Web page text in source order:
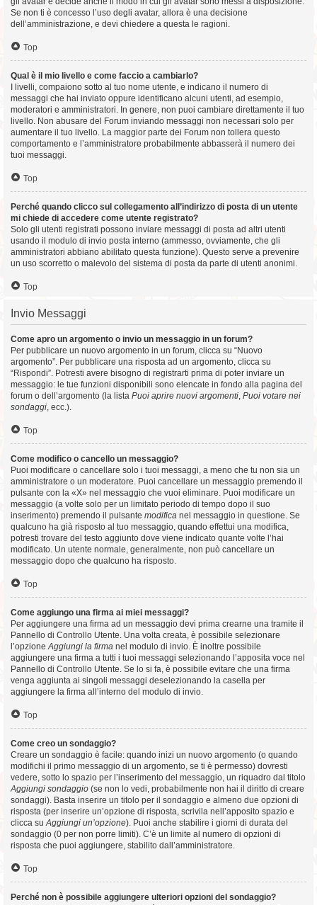
Se non ti è concesso l’uso degli avatar, allora è una decisione
dell’amministrazione, e devi chiedere a questa le ragioni.
Top
Qual è il mio livello e come faccio a cambiarlo?
I livelli, compaiono sotto al tuo nome utente, e indicano il numero di
messaggi che hai inviato oppure identificano alcuni utenti, ad esempio,
moderatori e amministratori. In genere, non puoi cambiare direttamente il tuo
livello. Non abusare del Forum inviando messaggi non necessari solo per
aumentare il tuo livello. La maggior parte dei Forum non tollera questo
comportamento e l’amministratore probabilmente abbasserà il numero dei
tuoi messaggi.
Top
Perché quando clicco sul collegamento all’indirizzo di posta di un utente
mi chiede di accedere come utente registrato?
Solo gli utenti registrati possono inviare messaggi di posta ad altri utenti
usando il modulo di invio posta interno (ammesso, ovviamente, che gli
amministratori abbiano abilitato questa funzione). Questo serve a prevenire
un uso scorretto o malevolo del sistema di posta da parte di utenti anonimi.
Top
Invio Messaggi
Come apro un argomento o invio un messaggio in un forum?
Per pubblicare un nuovo argomento in un forum, clicca su “Nuovo
argomento”. Per pubblicare una risposta ad un argomento, clicca su
“Rispondi”. Potresti avere bisogno di registrarti prima di poter inviare un
messaggio: le tue funzioni disponibili sono elencate in fondo alla pagina del
forum o dell’argomento (la lista Puoi aprire nuovi argomenti Puoi votare nei
sondaggi , ecc.).
Top
Come modifico o cancello un messaggio?
Puoi modificare o cancellare solo i tuoi messaggi, a meno che tu non sia un
amministratore o un moderatore. Puoi cancellare un messaggio premendo il
pulsante con la «X» nel messaggio che vuoi eliminare. Puoi modificare un
messaggio (a volte solo per un limitato periodo di tempo dopo il suo
inserimento) premendo il pulsante modifica nel messaggio in questione. Se
qualcuno ha già risposto al tuo messaggio, quando effettui una modifica,
potresti trovare del testo aggiunto dove viene indicato quante volte l’hai
modificato. Un utente normale, generalmente, non può cancellare un
messaggio dopo che qualcuno ha risposto.
Top
Come aggiungo una firma ai miei messaggi?
Per aggiungere una firma ad un messaggio devi prima crearne una tramite il
Pannello di Controllo Utente. Una volta creata, è possibile selezionare
l’opzione Aggiungi la firma nel modulo di invio. È inoltre possibile
aggiungere una firma a tutti i tuoi messaggi selezionando l’apposita voce nel
Pannello di Controllo Utente. Se lo si fa, è possibile evitare che una firma
venga aggiunta ai singoli messaggi deselezionando la casella per
aggiungere la firma all’interno del modulo di invio.
Top
Come creo un sondaggio?
Creare un sondaggio è facile: quando inizi un nuovo argomento (o quando
modifichi il primo messaggio di un argomento, se ti è permesso) dovresti
vedere, sotto lo spazio per l’inserimento del messaggio, un riquadro dal titolo
Aggiungi sondaggio (se non lo vedi, probabilmente non hai il diritto di creare
sondaggi). Basta inserire un titolo per il sondaggio e almeno due opzioni di
risposta (per inserire un’opzione di risposta, scrivila nell’apposito spazio e
clicca su Aggiungi un’opzione). Puoi anche stabilire i giorni di durata del
sondaggio (0 per non porre limiti). C’è un limite al numero di opzioni di
risposta che puoi aggiungere, stabilito dall’amministratore.
Top
Perché non è possibile aggiungere ulteriori opzioni del sondaggio?